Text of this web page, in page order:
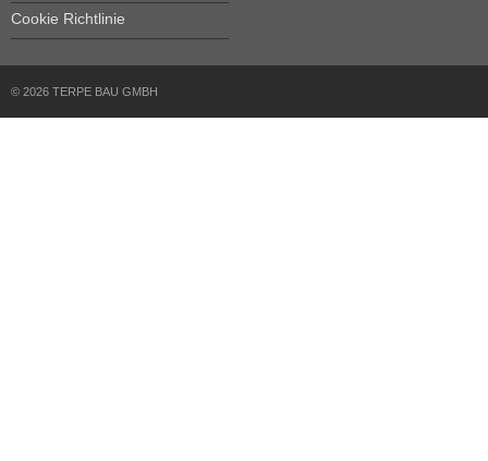
Cookie Richtlinie
© 2026 TERPE BAU GMBH